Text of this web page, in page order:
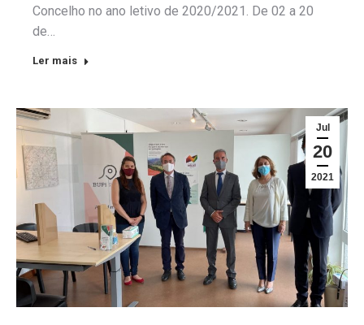
Concelho no ano letivo de 2020/2021. De 02 a 20
de…
Ler mais
Jul
20
2021